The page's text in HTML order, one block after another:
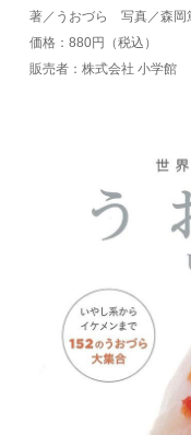
著／うおづら 写真／森岡
価格：880円（税込）
販売者：株式会社 小学館